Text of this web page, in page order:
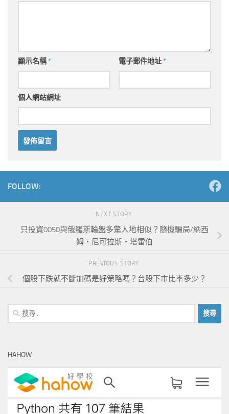
顯示名稱* 電子郵件地址*
個人網站網址
FOLLOW:
NEXT STORY
只投資0050與俄羅斯輪盤多驚人地相似？隨機騙局/納西
姆‧尼可拉斯‧塔雷伯
PREVIOUS STORY
個股下跌就不斷加碼是好策略嗎？台股下市比率多少？
搜
尋
字:
HAHOW